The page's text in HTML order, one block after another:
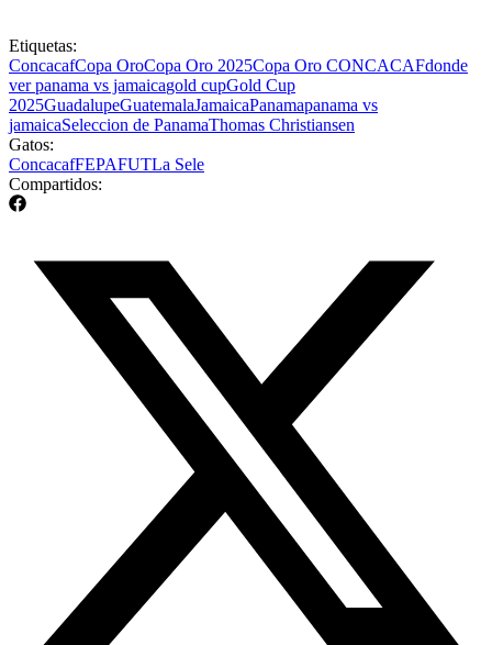
Etiquetas:
ConcacafCopa OroCopa Oro 2025Copa Oro CONCACAFdonde
ver panama vs jamaicagold cupGold Cup
2025GuadalupeGuatemalaJamaicaPanamapanama vs
jamaicaSeleccion de PanamaThomas Christiansen
Gatos:
ConcacafFEPAFUTLa Sele
Compartidos: